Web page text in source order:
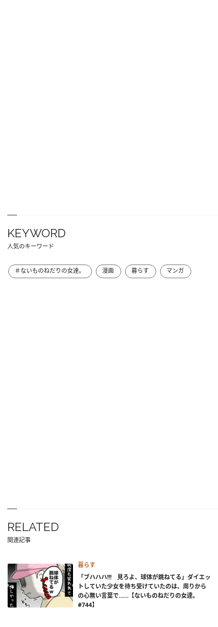
KEYWORD
人気のキーワード
＃ないものねだりの女達。 漫画 暮らす マンガ
RELATED
関連記事
暮らす
「ブハハハ!!! 見ろよ、球体が跳ねてる」ダイエッ
トしていた少女を待ち受けていたのは、周りから
の心無い言葉で……【ないものねだりの女達。
#744】